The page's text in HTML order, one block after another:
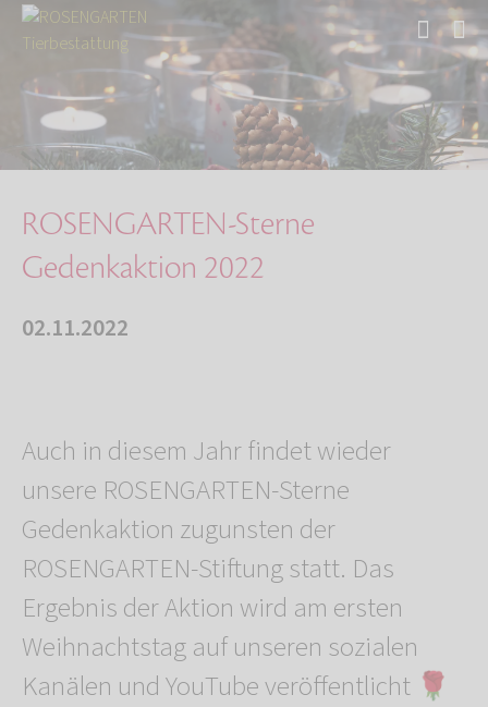
Start
Aktuelles
ROSENGARTEN-Sterne Gedenkaktion 2022
ROSENGARTEN-Sterne
Gedenkaktion 2022
02.11.2022
Auch in diesem Jahr findet wieder
unsere ROSENGARTEN-Sterne
Gedenkaktion zugunsten der
ROSENGARTEN-Stiftung statt. Das
Ergebnis der Aktion wird am ersten
Weihnachtstag auf unseren sozialen
Kanälen und YouTube veröffentlicht 🌹